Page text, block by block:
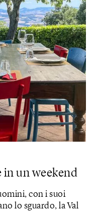
in un weekend
con i suoi
lo sguardo, la Val